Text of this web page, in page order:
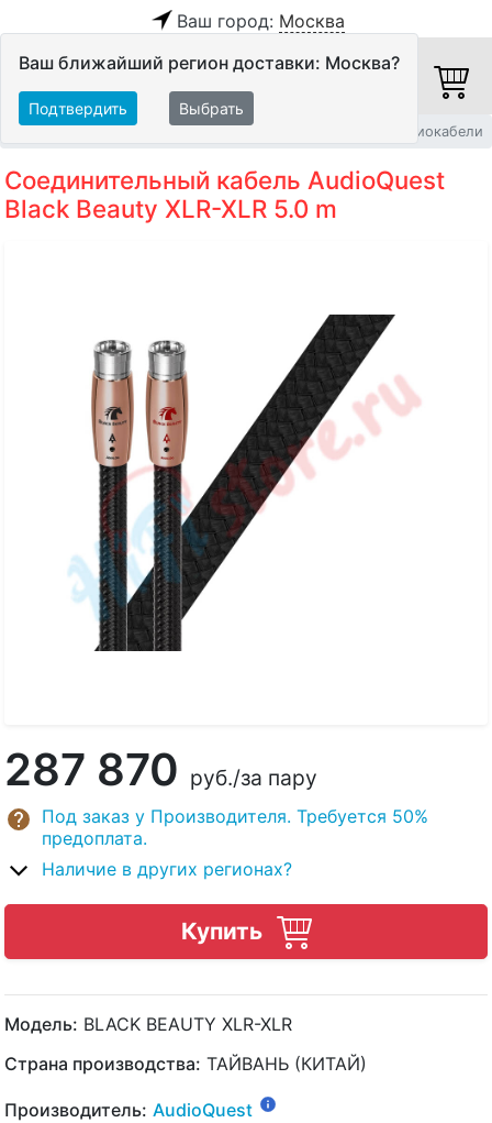
Ваш город: Москва
Ваш ближайший регион доставки: Москва?
Подтвердить Выбрать
Балансные аудиокабели
Соединительный кабель AudioQuest
Black Beauty XLR-XLR 5.0 m
287 870 руб./за пару
Под заказ у Производителя. Требуется 50%
предоплата.
Наличие в других регионах?
Купить
Модель: BLACK BEAUTY XLR-XLR
Страна производства: ТАЙВАНЬ (КИТАЙ)
Производитель: AudioQuest